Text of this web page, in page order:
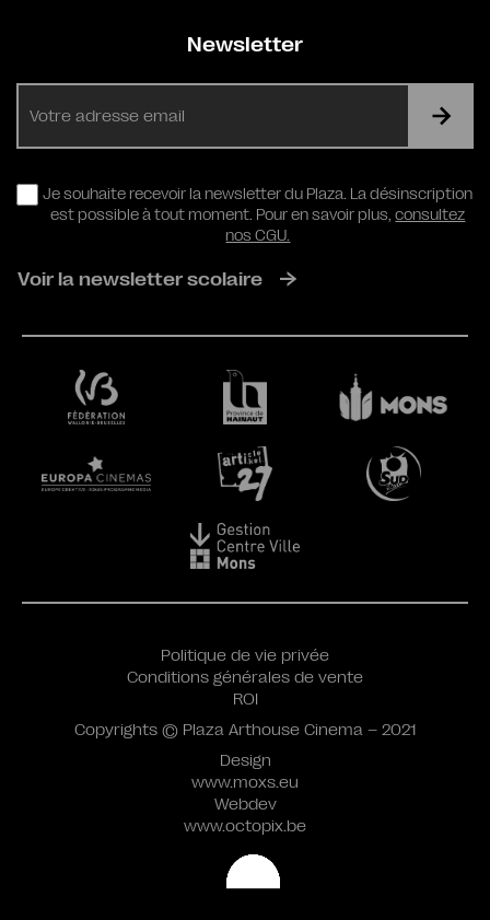
Newsletter
RGPD
Je souhaite recevoir la newsletter du Plaza. La désinscription
est possible à tout moment. Pour en savoir plus,consultez
nos CGU.
Voir la newsletter scolaire
Design
www.moxs.eu
Webdev
www.octopix.be
Politique de vie privée
Conditions générales de vente
ROI
Copyrights © Plaza Arthouse Cinema – 2021